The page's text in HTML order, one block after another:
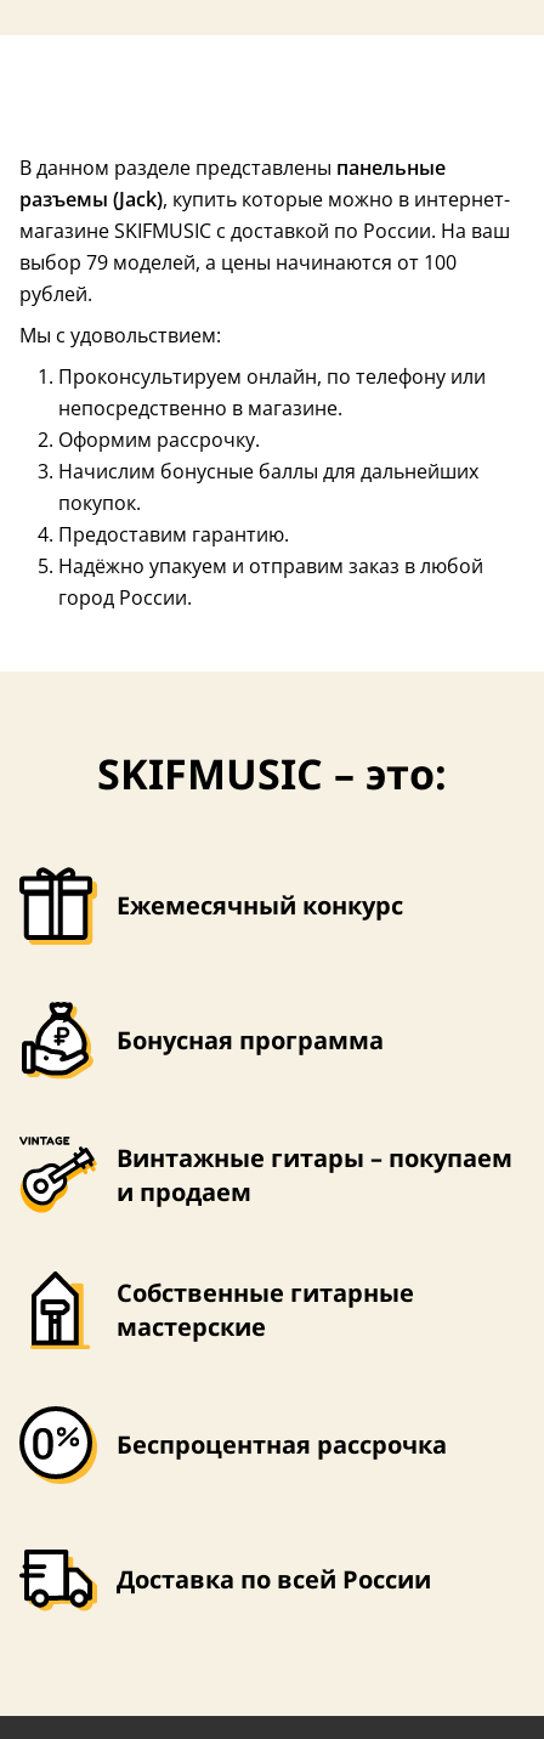
В данном разделе представлены панельные
разъемы (Jack), купить которые можно в интернет-
магазине SKIFMUSIC с доставкой по России. На ваш
выбор 79 моделей, а цены начинаются от 100
рублей.
Мы с удовольствием:
Проконсультируем онлайн, по телефону или
непосредственно в магазине.
Оформим рассрочку.
Начислим бонусные баллы для дальнейших
покупок.
Предоставим гарантию.
Надёжно упакуем и отправим заказ в любой
город России.
SKIFMUSIC – это:
Ежемесячный конкурс
Бонусная программа
Винтажные гитары – покупаем
и продаем
Собственные гитарные
мастерские
Беспроцентная рассрочка
Доставка по всей России